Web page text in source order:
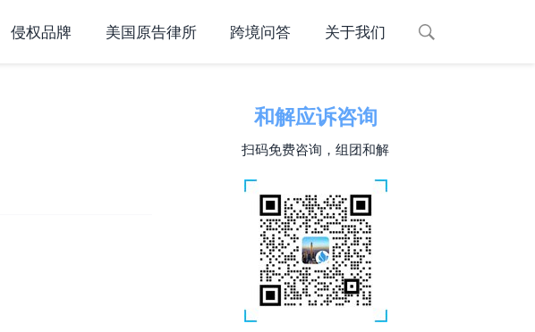
侵权品牌 美国原告律所 跨境问答 关于我们
和解应诉咨询
扫码免费咨询，组团和解